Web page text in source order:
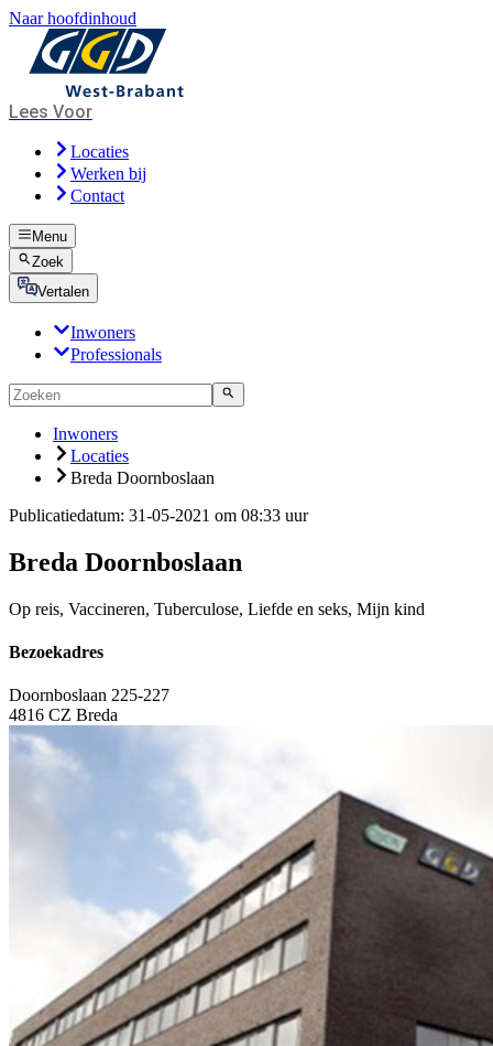
Naar hoofdinhoud
Lees Voor
Locaties
Werken bij
Contact
Menu
Zoek
Vertalen
Inwoners
Professionals
Inwoners
Locaties
Breda Doornboslaan
Publicatiedatum: 31-05-2021 om 08:33 uur
Breda Doornboslaan
Op reis, Vaccineren, Tuberculose, Liefde en seks, Mijn kind
Bezoekadres
Doornboslaan 225-227
4816 CZ Breda